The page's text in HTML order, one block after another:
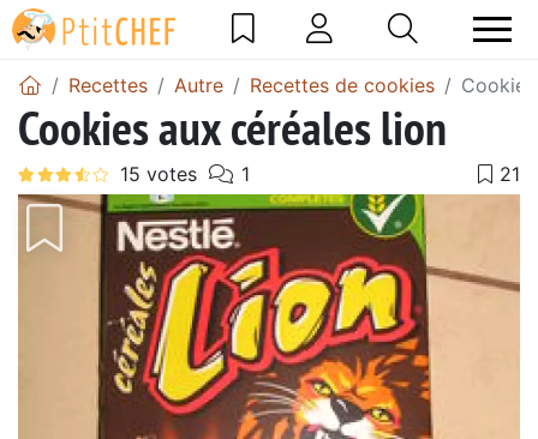
Recettes Autre Recettes de cookies
Cookies aux céréales lion